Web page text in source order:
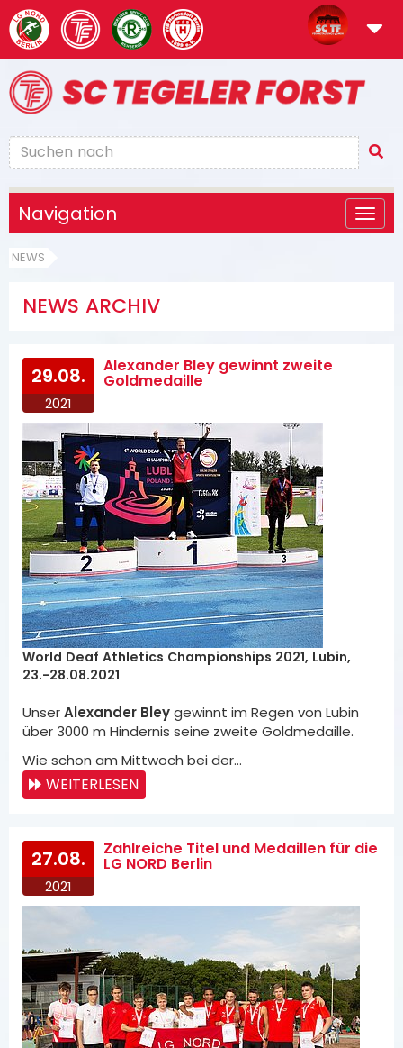
Navigation
NEWS
NEWS ARCHIV
29.08.
2021
Alexander Bley gewinnt zweite
Goldmedaille
World Deaf Athletics Championships 2021, Lubin,
23.-28.08.2021
UnserAlexander Bleygewinnt im Regen von Lubin
über 3000 m Hindernis seine zweite Goldmedaille.
Wie schon am Mittwoch bei der…
WEITERLESEN
27.08.
2021
Zahlreiche Titel und Medaillen für die
LG NORD Berlin